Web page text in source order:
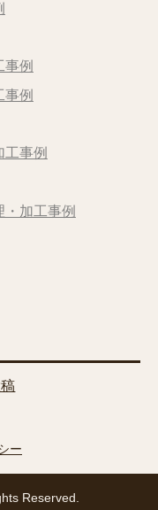
事例
事例
事例
・加工事例
ー
Reserved.